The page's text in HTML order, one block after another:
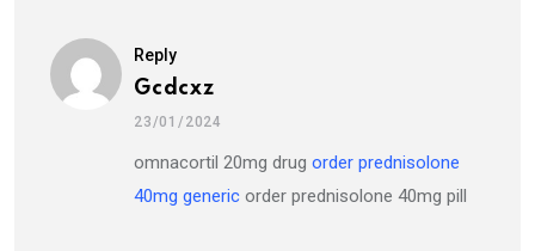
Reply
Gcdcxz
23/01/2024
omnacortil 20mg drug order prednisolone
40mg generic order prednisolone 40mg pill